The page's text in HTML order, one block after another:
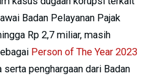
Badan Pelayanan Pajak
Rp 2,7 miliar, masih
Person of The Year 2023
penghargaan dari Badan